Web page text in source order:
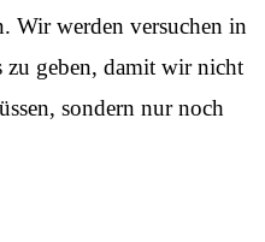
Wir werden versuchen in
zu geben, damit wir nicht
sondern nur noch